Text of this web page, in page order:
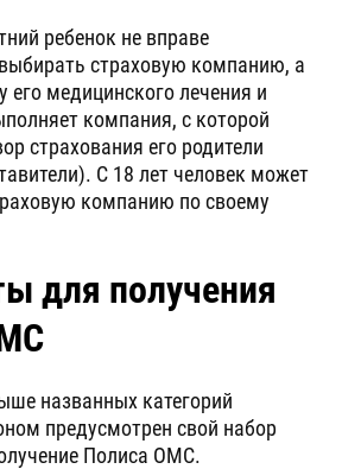
ребенок не вправе
страховую компанию, а
его медицинского лечения и
компания, с которой
страхования его родители
С 18 лет человек может
компанию по своему
для получения
названных категорий
предусмотрен свой набор
Полиса ОМС.